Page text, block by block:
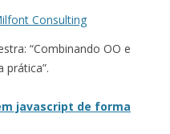
Consulting
“Combinando OO e
prática”.
javascript de forma